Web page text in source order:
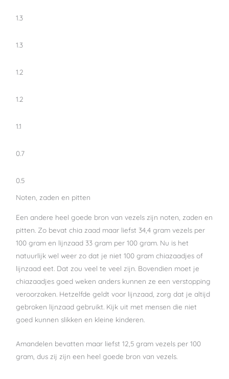
1.3
1.3
1.2
1.2
1.1
0.7
0.5
Noten, zaden en pitten
Een andere heel goede bron van vezels zijn noten, zaden en
pitten. Zo bevat chia zaad maar liefst 34,4 gram vezels per
100 gram en lijnzaad 33 gram per 100 gram. Nu is het
natuurlijk wel weer zo dat je niet 100 gram chiazaadjes of
lijnzaad eet. Dat zou veel te veel zijn. Bovendien moet je
chiazaadjes goed weken anders kunnen ze een verstopping
veroorzaken. Hetzelfde geldt voor lijnzaad, zorg dat je altijd
gebroken lijnzaad gebruikt. Kijk uit met mensen die niet
goed kunnen slikken en kleine kinderen.
Amandelen bevatten maar liefst 12,5 gram vezels per 100
gram, dus zij zijn een heel goede bron van vezels.